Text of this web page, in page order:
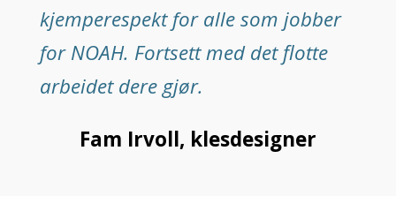
kjemperespekt for alle som jobber
for NOAH. Fortsett med det flotte
arbeidet dere gjør.
Fam Irvoll, klesdesigner